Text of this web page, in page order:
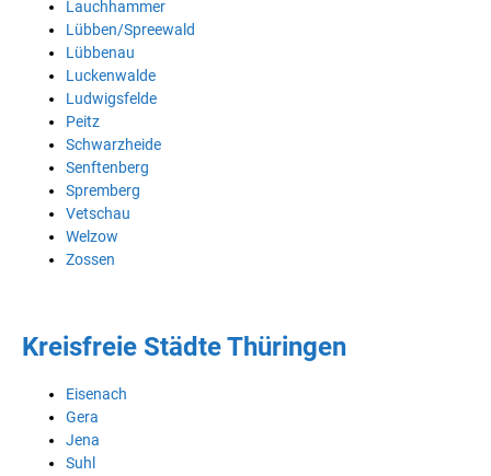
Lauchhammer
Lübben/Spreewald
Lübbenau
Luckenwalde
Ludwigsfelde
Peitz
Schwarzheide
Senftenberg
Spremberg
Vetschau
Welzow
Zossen
Kreisfreie Städte Thüringen
Eisenach
Gera
Jena
Suhl